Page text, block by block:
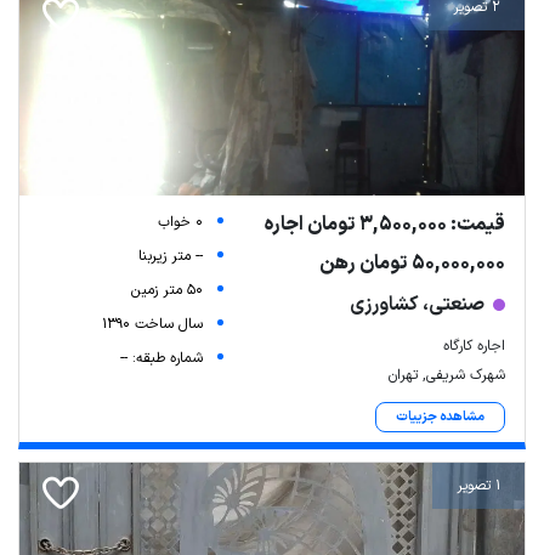
Leaflet| Map data ©ariamarz.com
2 تصویر
قیمت: 3,500,000 تومان اجاره
50,000,000 تومان رهن
صنعتی، کشاورزی
اجاره کارگاه
شهرک شریفی, تهران
مشاهده جزییات
0 خواب
-- متر زیربنا
50 متر زمین
سال ساخت 1390
شماره طبقه: --
1 تصویر